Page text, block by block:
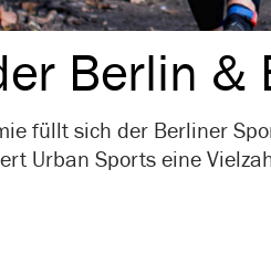
Berlin &
füllt sich der Berliner
Urban Sports eine